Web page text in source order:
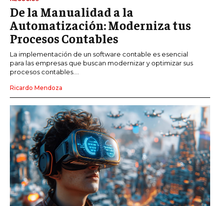
De la Manualidad a la
Automatización: Moderniza tus
Procesos Contables
La implementación de un software contable es esencial
para las empresas que buscan modernizar y optimizar sus
procesos contables....
Ricardo Mendoza